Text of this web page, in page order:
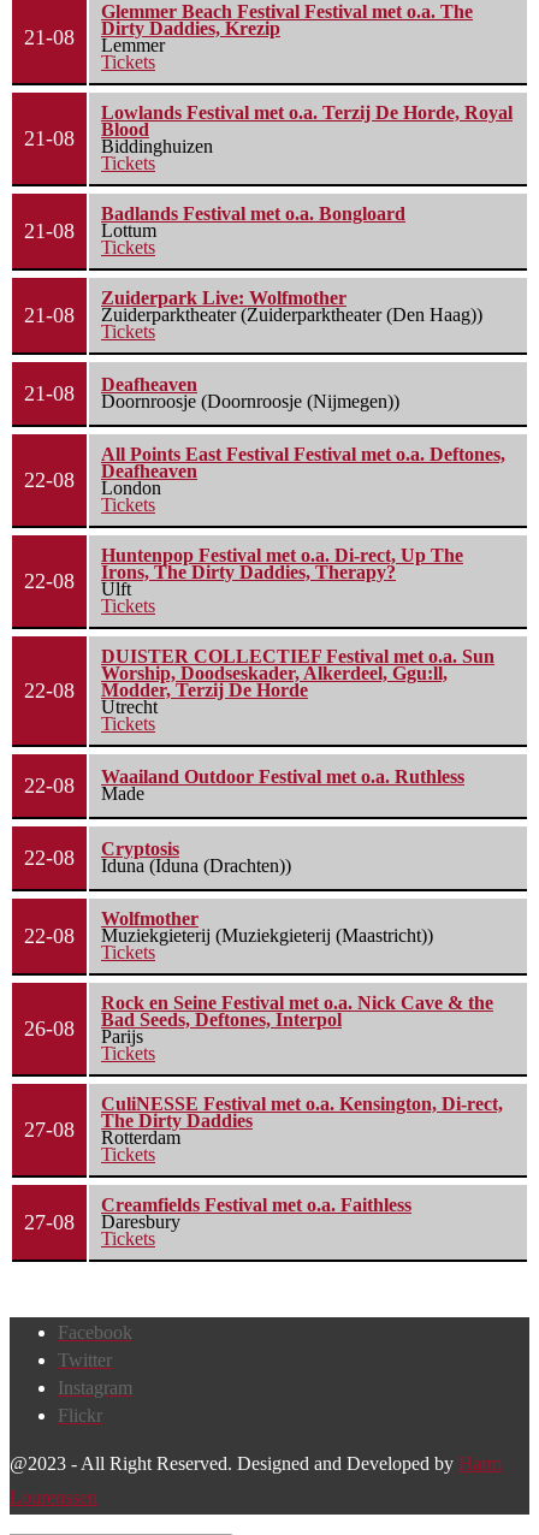
21-08
Glemmer Beach Festival Festival met o.a. The
Dirty Daddies, Krezip
Lemmer
Tickets
21-08
Lowlands Festival met o.a. Terzij De Horde, Royal
Blood
Biddinghuizen
Tickets
21-08
Badlands Festival met o.a. Bongloard
Lottum
Tickets
21-08
Zuiderpark Live: Wolfmother
Zuiderparktheater (Zuiderparktheater (Den Haag))
Tickets
21-08
Deafheaven
Doornroosje (Doornroosje (Nijmegen))
22-08
All Points East Festival Festival met o.a. Deftones,
Deafheaven
London
Tickets
22-08
Huntenpop Festival met o.a. Di-rect, Up The
Irons, The Dirty Daddies, Therapy?
Ulft
Tickets
22-08
DUISTER COLLECTIEF Festival met o.a. Sun
Worship, Doodseskader, Alkerdeel, Ggu:ll,
Modder, Terzij De Horde
Utrecht
Tickets
22-08
Waailand Outdoor Festival met o.a. Ruthless
Made
22-08
Cryptosis
Iduna (Iduna (Drachten))
22-08
Wolfmother
Muziekgieterij (Muziekgieterij (Maastricht))
Tickets
26-08
Rock en Seine Festival met o.a. Nick Cave & the
Bad Seeds, Deftones, Interpol
Parijs
Tickets
27-08
CuliNESSE Festival met o.a. Kensington, Di-rect,
The Dirty Daddies
Rotterdam
Tickets
27-08
Creamfields Festival met o.a. Faithless
Daresbury
Tickets
Facebook
Twitter
Instagram
Flickr
@2023 - All Right Reserved. Designed and Developed by Harm
Lourenssen